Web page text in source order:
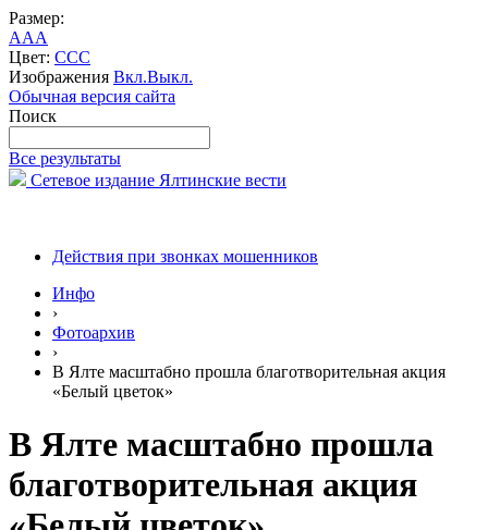
Размер:
AAA
Цвет: CCC
Изображения Вкл.Выкл.
Обычная версия сайта
Поиск
Все результаты
Сетевое издание Ялтинские вести
Действия при звонках мошенников
Инфо
›
Фотоархив
›
В Ялте масштабно прошла благотворительная акция
«Белый цветок»
В Ялте масштабно прошла
благотворительная акция